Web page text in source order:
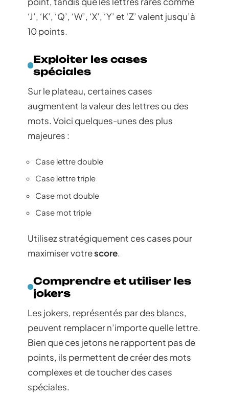
‘J’, ‘K’, ‘Q’, ‘W’, ‘X’, ‘Y’ et ‘Z’ valent jusqu’à
10 points.
Exploiter les cases
spéciales
Sur le plateau, certaines cases
augmentent la valeur des lettres ou des
mots. Voici quelques-unes des plus
majeures :
Case lettre double
Case lettre triple
Case mot double
Case mot triple
Utilisez stratégiquement ces cases pour
maximiser votrescore.
Comprendre et utiliser les
jokers
Les jokers, représentés par des blancs,
peuvent remplacer n’importe quelle lettre.
Bien que ces jetons ne rapportent pas de
points, ils permettent de créer des mots
complexes et de toucher des cases
spéciales.